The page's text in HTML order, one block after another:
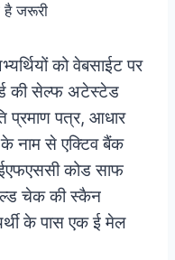
जरूरी
को वेबसाईट पर
की सेल्फ अटेस्टेड
प्रमाण पत्र, आधार
नाम से एक्टिव बैंक
कोड साफ
चेक की स्कैन
के पास एक ई मेल